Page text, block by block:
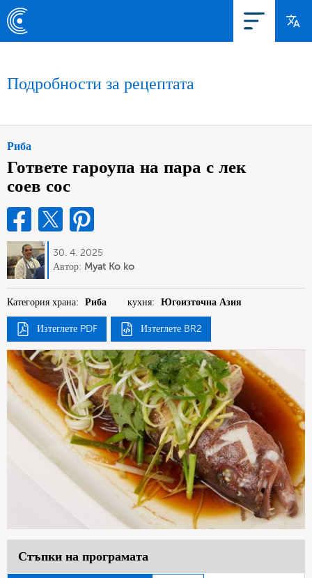
Подробности за рецептата
Риба
Гответе гароупа на пара с лек
соев сос
30. 4. 2025
Автор: Myat Ko ko
Категория храна: Риба кухня: Югоизточна Азия
Изтеглете PDF Изтеглете BR2
Стъпки на програмата